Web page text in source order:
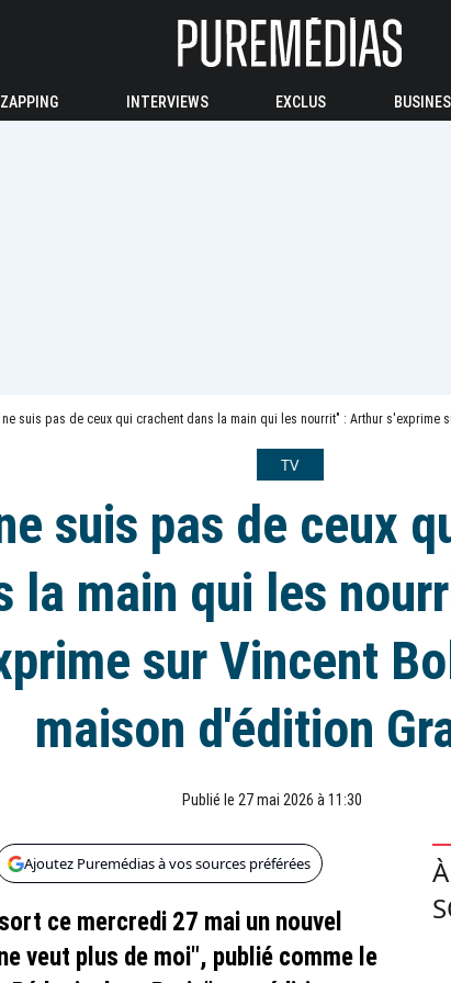
ZAPPING INTERVIEWS EXCLUS
suis pas de ceux qui crachent dans la main qui les nourrit" : Arthur s'exprime
TV
suis pas de ceux
la main qui les
sur Vincent
maison d'édition
Publié le 27 mai 2026 à 11:30
Ajoutez Puremédias à vos sources préférées
ce mercredi 27 mai un nouvel
veut plus de moi", publié comme le